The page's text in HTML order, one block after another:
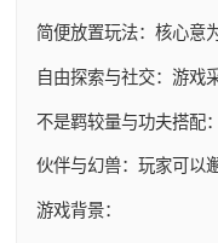
简便放置玩法：核心意
自由探索与社交：游戏
不是羁较量与功夫搭配
伙伴与幻兽：玩家可以
游戏背景：